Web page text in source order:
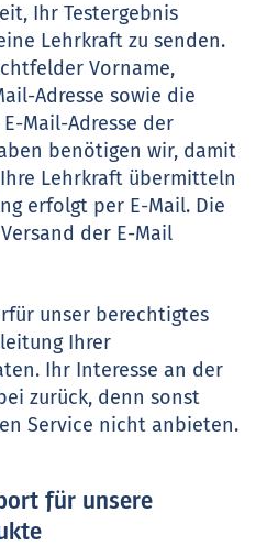
Ihr Testergebnis
Lehrkraft zu senden.
Vorname,
Adresse sowie die
Mail-Adresse der
benötigen wir, damit
Lehrkraft übermitteln
erfolgt per E-Mail. Die
der E-Mail
unser berechtigtes
Ihrer
Ihr Interesse an der
zurück, denn sonst
Service nicht anbieten.
für unsere